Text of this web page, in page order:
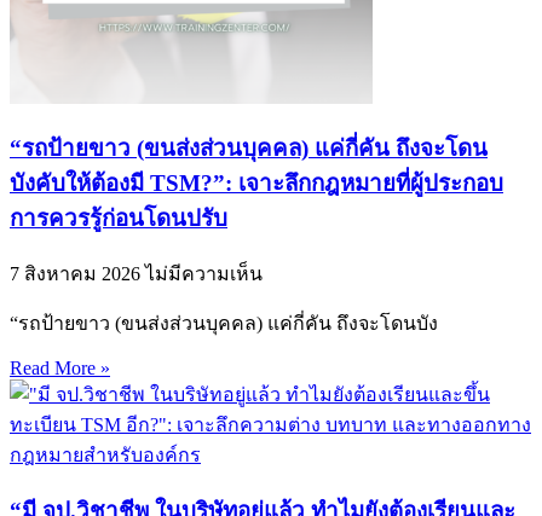
“รถป้ายขาว (ขนส่งส่วนบุคคล) แค่กี่คัน ถึงจะโดน
บังคับให้ต้องมี TSM?”: เจาะลึกกฎหมายที่ผู้ประกอบ
การควรรู้ก่อนโดนปรับ
7 สิงหาคม 2026ไม่มีความเห็น
“รถป้ายขาว (ขนส่งส่วนบุคคล) แค่กี่คัน ถึงจะโดนบัง
Read More »
“มี จป.วิชาชีพ ในบริษัทอยู่แล้ว ทำไมยังต้องเรียนและ